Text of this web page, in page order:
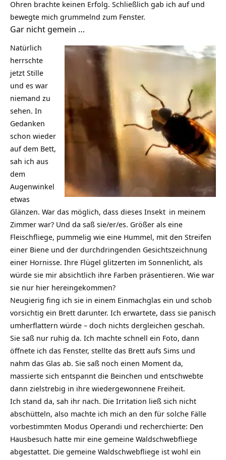
Ohren brachte keinen Erfolg. Schließlich gab ich auf und
bewegte mich grummelnd zum Fenster.
Gar nicht gemein …
Natürlich
herrschte
jetzt Stille
und es war
niemand zu
sehen. In
Gedanken
schon wieder
auf dem Bett,
sah ich aus
dem
Augenwinkel
etwas
Glänzen. War das möglich, dass dieses Insekt in meinem
Zimmer war? Und da saß sie/er/es. Größer als eine
Fleischfliege, pummelig wie eine Hummel, mit den Streifen
einer Biene und der durchdringenden Gesichtszeichnung
einer Hornisse. Ihre Flügel glitzerten im Sonnenlicht, als
würde sie mir absichtlich ihre Farben präsentieren. Wie war
sie nur hier hereingekommen?
Neugierig fing ich sie in einem Einmachglas ein und schob
vorsichtig ein Brett darunter. Ich erwartete, dass sie panisch
umherflattern würde – doch nichts dergleichen geschah.
Sie saß nur ruhig da. Ich machte schnell ein Foto, dann
öffnete ich das Fenster, stellte das Brett aufs Sims und
nahm das Glas ab. Sie saß noch einen Moment da,
massierte sich entspannt die Beinchen und entschwebte
dann zielstrebig in ihre wiedergewonnene Freiheit.
Ich stand da, sah ihr nach. Die Irritation ließ sich nicht
abschütteln, also machte ich mich an den für solche Fälle
vorbestimmten Modus Operandi und recherchierte: Den
Hausbesuch hatte mir eine gemeine Waldschwebfliege
abgestattet. Die gemeine Waldschwebfliege ist wohl ein